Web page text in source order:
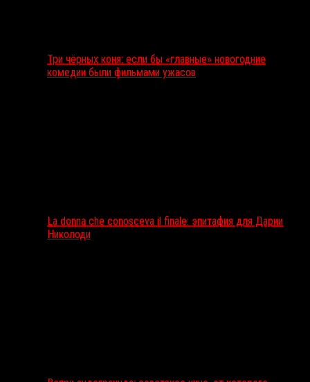
Три чёрных коня: если бы «главные» новогодние
комедии были фильмами ужасов
La donna che conosceva il finale: эпитафия для Дарии
Николоди